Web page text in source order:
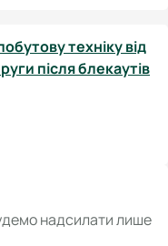
техніку від
після блекаутів
надсилати лише